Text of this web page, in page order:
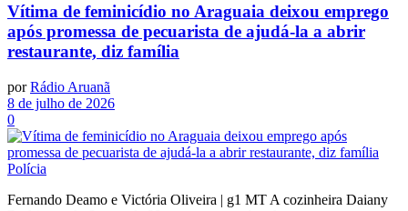
Vítima de feminicídio no Araguaia deixou emprego
após promessa de pecuarista de ajudá-la a abrir
restaurante, diz família
por Rádio Aruanã
8 de julho de 2026
0
Polícia
Fernando Deamo e Victória Oliveira | g1 MT A cozinheira Daiany